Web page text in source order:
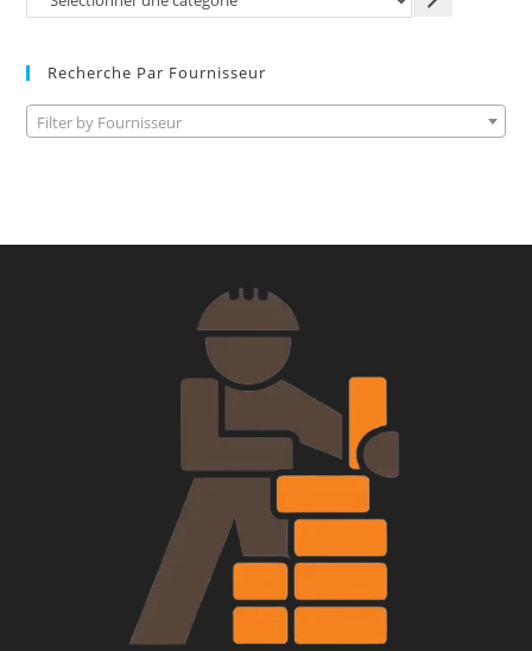
Recherche Par Fournisseur
Filter by Fournisseur